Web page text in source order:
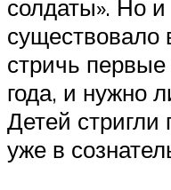
солдаты». Но и
существовало
стричь
года, и нужно
Детей стригли
уже в